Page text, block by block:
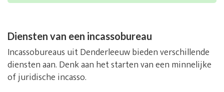
Diensten van een incassobureau
Incassobureaus uit Denderleeuw bieden verschillende
diensten aan. Denk aan het starten van een minnelijke
of juridische incasso.